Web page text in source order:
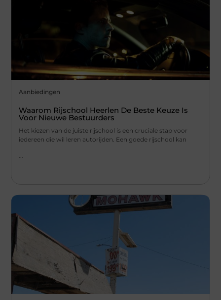
Aanbiedingen
Waarom Rijschool Heerlen De Beste Keuze Is
Voor Nieuwe Bestuurders
Het kiezen van de juiste rijschool is een cruciale stap voor
iedereen die wil leren autorijden. Een goede rijschool kan